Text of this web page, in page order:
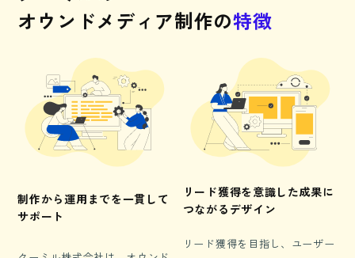
オ ウ ン ドメ ディ ア制作の特徴
制作から運用までを一貫して
サポート
リード獲得を意識した成果に
つながるデザイン
リード獲得を目指し、ユーザー